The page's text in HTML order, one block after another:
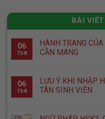
BÀI
06
Th8
HÀNH TRANG
CẦN MANG
06
Th8
LƯU Ý KHI NHẬP
TÂN SINH VIÊN